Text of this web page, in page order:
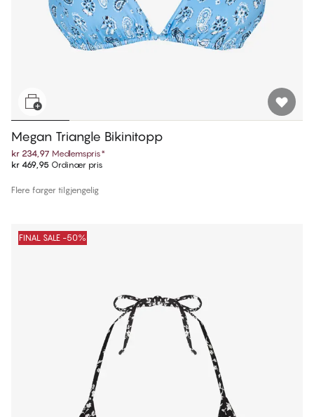
Megan Triangle Bikinitopp
kr 234,97 Medlemspris*
kr 469,95 Ordinær pris
Flere farger tilgjengelig
FINAL SALE -50%